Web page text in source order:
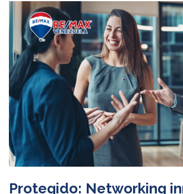
Protegido: Networking